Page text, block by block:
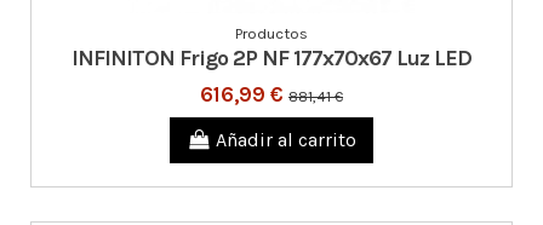
Productos
INFINITON Frigo 2P NF 177x70x67 Luz LED
616,99 € 881,41 €
Añadir al carrito